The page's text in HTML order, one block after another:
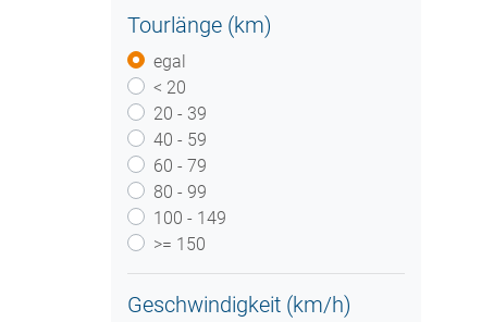
Tourlänge (km)
egal
< 20
20 - 39
40 - 59
60 - 79
80 - 99
100 - 149
>= 150
Geschwindigkeit (km/h)